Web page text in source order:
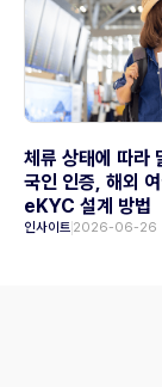
체류 상태에 따라
국인 인증, 해외
eKYC 설계 방법
인사이트 2026-06-26